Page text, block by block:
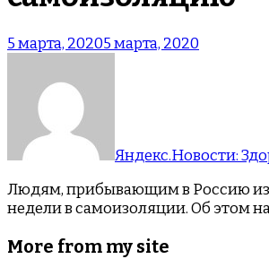
5 марта, 20205 марта, 2020
Яндекс.Новости:
Людям, прибывающим в Россию из
недели в самоизоляции. Об этом
More from my site